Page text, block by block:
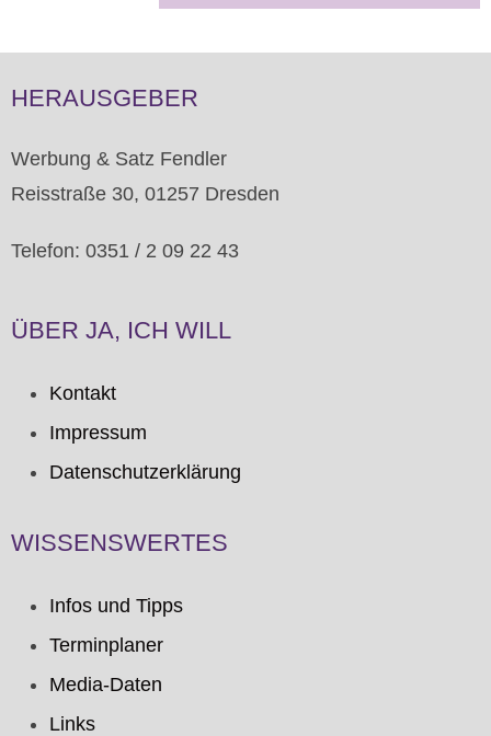
HERAUSGEBER
Werbung & Satz Fendler
Reisstraße 30, 01257 Dresden
Telefon: 0351 / 2 09 22 43
ÜBER JA, ICH WILL
Kontakt
Impressum
Datenschutzerklärung
WISSENSWERTES
Infos und Tipps
Terminplaner
Media-Daten
Links